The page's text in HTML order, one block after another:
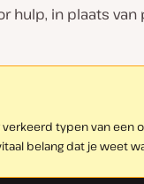
hulp, in plaats
typen van een
belang dat je weet